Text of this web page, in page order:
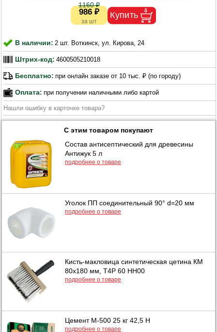
986 ₽
1160 ₽
В наличии: 2 шт. Воткинск, ул. Кирова, 24
Штрих-код: 4600505210018
Бесплатно: при онлайн заказе от 10 тыс. ₽ (по городу)
Оплата: при получении наличными либо картой
Нашли ошибку в карточке товара?
С этим товаром покупают
Состав антисептический для древесины
Антижук 5 л
подробнее о товаре
Уголок ПП соединительный 90° d=20 мм
подробнее о товаре
Кисть-макловица синтетическая цетина КМ
80х180 мм, T4P 60 НН00
подробнее о товаре
Цемент М-500 25 кг 42,5 Н
подробнее о товаре